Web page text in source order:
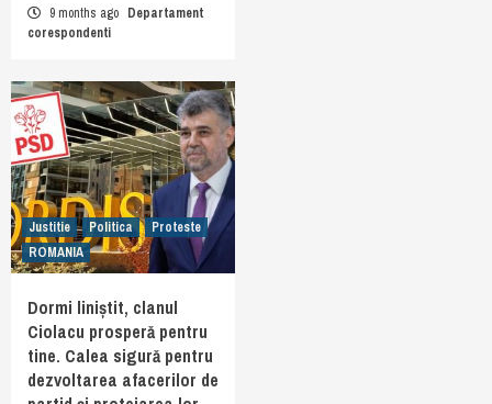
9 months ago Departament
corespondenti
Justitie Politica
Proteste
ROMANIA
Dormi liniștit, clanul
Ciolacu prosperă pentru
tine. Calea sigură pentru
dezvoltarea afacerilor de